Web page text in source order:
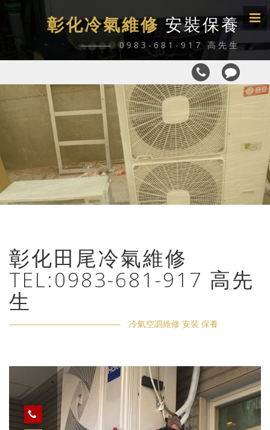
彰化冷氣維修安裝保養
0983-681-917 高先生
彰化田尾冷氣維修
TEL:0983-681-917 高先
生
冷氣空調維修 安裝 保養